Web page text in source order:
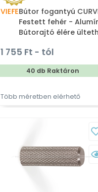
VIEFEBútor fogantyú
Festett fehér -
Bútorajtó élére
1 755 Ft - tól
40 db Raktáron
Több méretben elérhető